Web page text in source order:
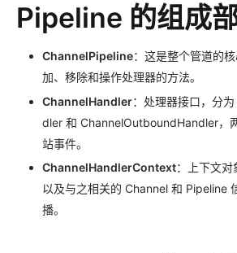
Pipeline 的组成
ChannelPipeline：这是整个管道的
加、移除和操作处理器的方法。
ChannelHandler：处理器接口，分
dler 和 ChannelOutboundHandler，
站事件。
ChannelHandlerContext：上下文
以及与之相关的 Channel 和 Pipeline
播。